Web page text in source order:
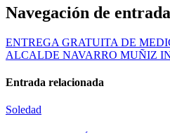
Navegación de
ENTREGA GRATUITA DE
ALCALDE NAVARRO MUÑIZ
Entrada relacionada
Soledad